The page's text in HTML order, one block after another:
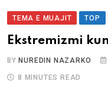
TEMA E MUAJIT TOP
Ekstremizmi
BY NUREDIN NAZARKO
8 MINUTES READ